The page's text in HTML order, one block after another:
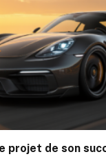
projet de son